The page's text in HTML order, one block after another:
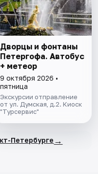
Дворцы и фонтаны
Петергофа. Автобус
+ метеор
9 октября 2026 •
пятница
Экскурсии отправление
от ул. Думская, д.2. Киоск
"Турсервис"
Петербурге →